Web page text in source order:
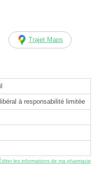
Trajet Maps
à responsabilité limitée
les informations de ma pharmacie